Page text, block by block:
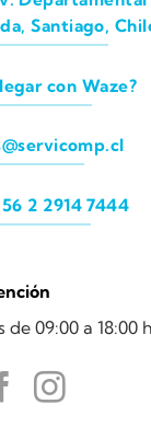
Santiago,
con Waze?
2 2914 7444
de 09:00 a 18:00